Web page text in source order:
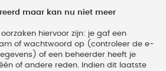
maar kan nu niet meer
hiervoor zijn: je gaf een
of wachtwoord op (controleer de e-
of een beheerder heeft je
of andere reden. Indien dit laatste